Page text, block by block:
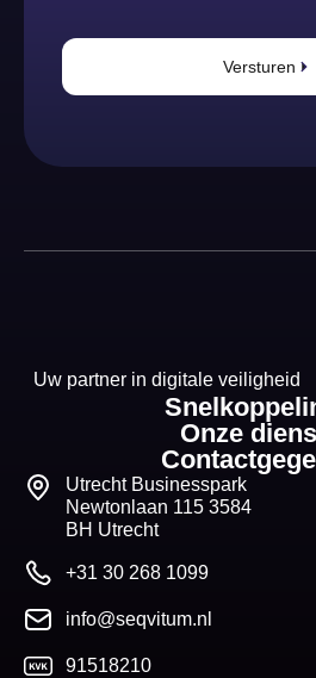
Versturen
Uw partner in digitale veiligheid
Onze
Utrecht Businesspark
Newtonlaan 115 3584
BH Utrecht
+31 30 268 1099
info@seqvitum.nl
91518210